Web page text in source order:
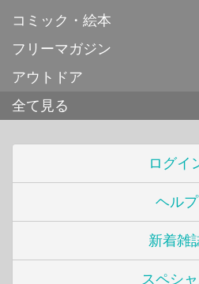
コミック・絵本
フリーマガジン
アウトドア
全て見る
ログイ
ヘルプ
新着雑
スペシ